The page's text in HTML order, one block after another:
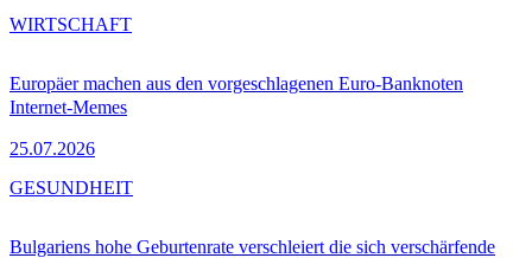
Europäer machen aus den vorgeschlagenen Euro-Banknoten
Internet-Memes
25.07.2026
WIRTSCHAFT
Bulgariens hohe Geburtenrate verschleiert die sich verschärfende
GESUNDHEIT